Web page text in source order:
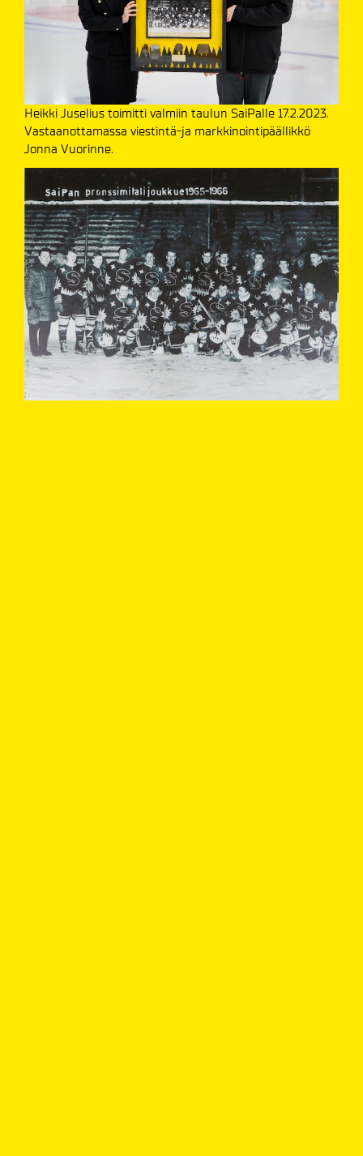
Heikki Juselius toimitti valmiin taulun SaiPalle 17.2.2023.
Vastaanottamassa viestintä-ja markkinointipäällikkö
Jonna Vuorinne.